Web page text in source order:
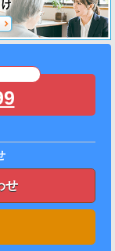
せ